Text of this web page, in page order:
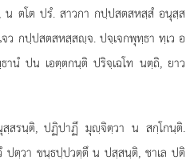
น ตโต ปรํ. สาวกา กปฺปสตสหสฺสํ อนุสฺส
ว กปฺปสตสหสฺสฺจ. ปจฺเจกพุทฺธา ทฺเว อ
นํ ปน เอตฺตกนฺติ ปริจฺเฉโท นตฺถิ, ยาว
สรนฺติ, ปฏิปาฏึ มุฺจิตฺวา น สกฺโกนฺติ.
ตฺวา ขนฺธปฺปวตฺตึ น ปสฺสนฺติ, ชาเล ปติ